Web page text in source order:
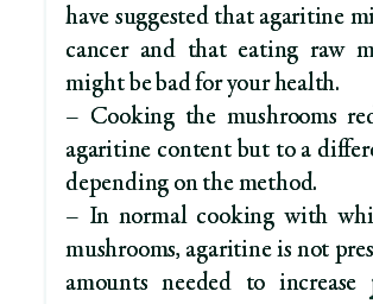
have suggested that agaritine
cancer and that eating raw
might be bad for your health.
– Cooking the mushrooms
agaritine content but to a
depending on the method.
– In normal cooking with
mushrooms, agaritine is not
amounts needed to increase